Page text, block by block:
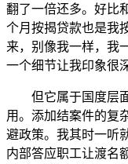
翻了一倍还多。好比
个月按揭贷款也是我
来，别像我一样，我
一个细节让我印象很
但它属于国度层面
用。添加结案件的复
避政策。我其时一听
内部答应职工让渡